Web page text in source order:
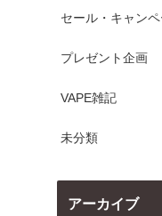
セール・キャン
プレゼント企画
VAPE雑記
未分類
アーカイブ